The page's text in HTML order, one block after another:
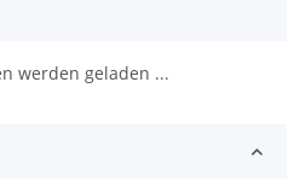
werden geladen ...